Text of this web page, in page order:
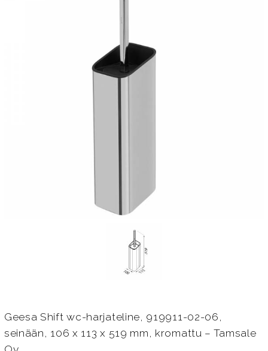
Geesa Shift wc-harjateline, 919911-02-06,
seinään, 106 x 113 x 519 mm, kromattu – Tamsale